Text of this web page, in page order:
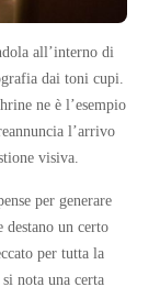
all’interno di
dai toni cupi.
ne è l’esempio
l’arrivo
visiva.
per generare
destano un certo
per tutta la
nota una certa